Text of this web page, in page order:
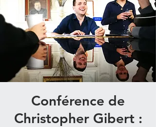
Conférence de
Christopher Gibert :